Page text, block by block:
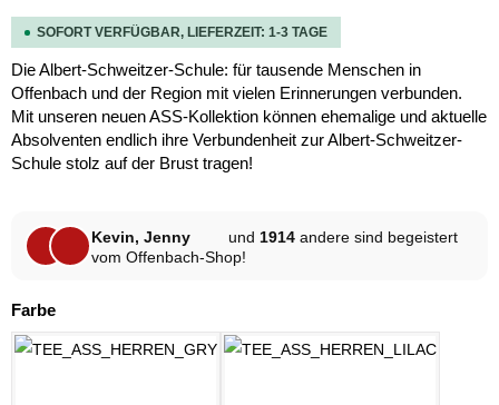
SOFORT VERFÜGBAR, LIEFERZEIT: 1-3 TAGE
Die Albert-Schweitzer-Schule: für tausende Menschen in
Offenbach und der Region mit vielen Erinnerungen verbunden.
Mit unseren neuen ASS-Kollektion können ehemalige und aktuelle
Absolventen endlich ihre Verbundenheit zur Albert-Schweitzer-
Schule stolz auf der Brust tragen!
Kevin, Jenny und 1914 andere sind begeistert
vom Offenbach-Shop!
Farbeauswählen